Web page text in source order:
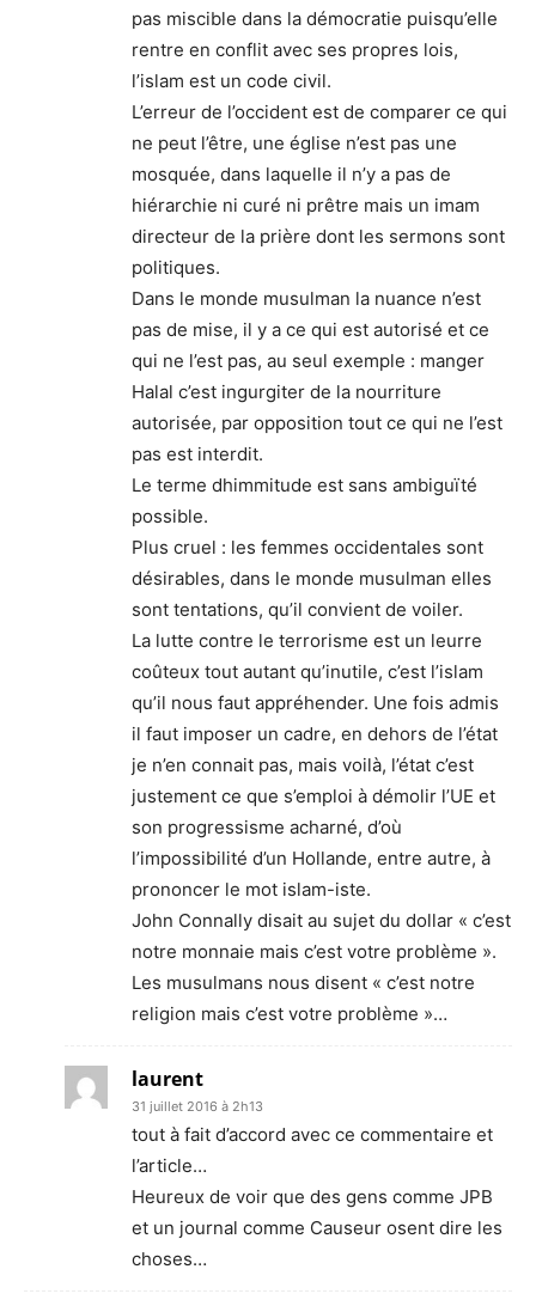
pas miscible dans la démocratie puisqu’elle
rentre en conflit avec ses propres lois,
l’islam est un code civil.
L’erreur de l’occident est de comparer ce qui
ne peut l’être, une église n’est pas une
mosquée, dans laquelle il n’y a pas de
hiérarchie ni curé ni prêtre mais un imam
directeur de la prière dont les sermons sont
politiques.
Dans le monde musulman la nuance n’est
pas de mise, il y a ce qui est autorisé et ce
qui ne l’est pas, au seul exemple : manger
Halal c’est ingurgiter de la nourriture
autorisée, par opposition tout ce qui ne l’est
pas est interdit.
Le terme dhimmitude est sans ambiguïté
possible.
Plus cruel : les femmes occidentales sont
désirables, dans le monde musulman elles
sont tentations, qu’il convient de voiler.
La lutte contre le terrorisme est un leurre
coûteux tout autant qu’inutile, c’est l’islam
qu’il nous faut appréhender. Une fois admis
il faut imposer un cadre, en dehors de l’état
je n’en connait pas, mais voilà, l’état c’est
justement ce que s’emploi à démolir l’UE et
son progressisme acharné, d’où
l’impossibilité d’un Hollande, entre autre, à
prononcer le mot islam-iste.
John Connally disait au sujet du dollar « c’est
notre monnaie mais c’est votre problème ».
Les musulmans nous disent « c’est notre
religion mais c’est votre problème »…
laurent
31 juillet 2016 à 2h13
tout à fait d’accord avec ce commentaire et
l’article…
Heureux de voir que des gens comme JPB
et un journal comme Causeur osent dire les
choses…